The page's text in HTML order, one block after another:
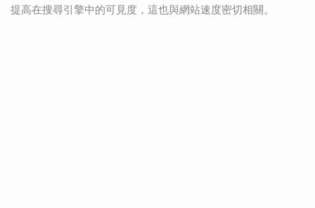
提高在搜尋引擎中的可見度，這也與網站速度密切相關。